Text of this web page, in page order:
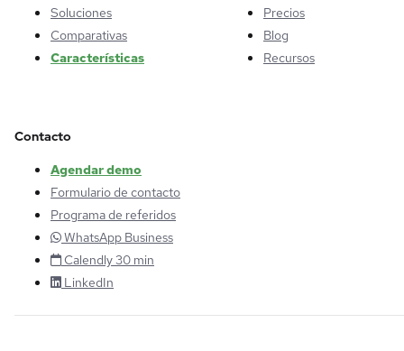
Soluciones
Comparativas
Características
Precios
Blog
Recursos
Contacto
Agendar demo
Formulario de contacto
Programa de referidos
WhatsApp Business
Calendly 30 min
LinkedIn